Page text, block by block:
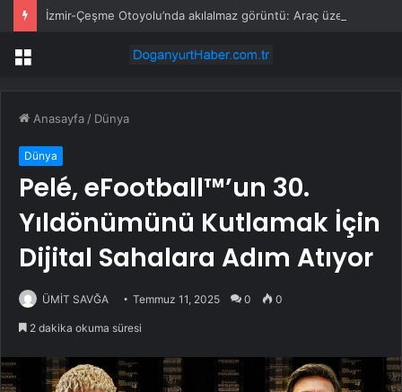
Menü
Anasayfa / Dünya
Dünya
Pelé, eFootball™’un 30.
Yıldönümünü Kutlamak İçin
Dijital Sahalara Adım Atıyor
ÜMİT SAVĞA Temmuz 11, 2025 0 0
2 dakika okuma süresi